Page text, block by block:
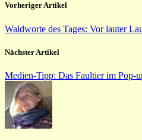
Vorheriger Artikel
Waldworte des Tages: Vor lauter
Nächster Artikel
Medien-Tipp: Das Faultier im Pop-